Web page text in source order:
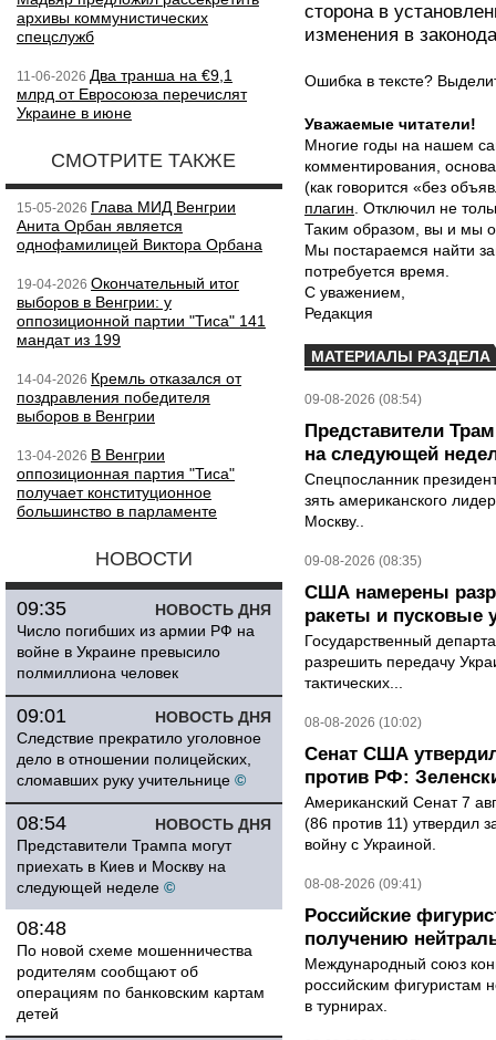
архивы коммунистических
спецслужб
11-06-2026 Два транша на €9,1
млрд от Евросоюза перечислят
Украине в июне
СМОТРИТЕ ТАКЖЕ
15-05-2026 Глава МИД Венгрии
Анита Орбан является
однофамилицей Виктора Орбана
19-04-2026 Окончательный итог
выборов в Венгрии: у
оппозиционной партии "Тиса" 141
мандат из 199
14-04-2026 Кремль отказался от
поздравления победителя
выборов в Венгрии
13-04-2026 В Венгрии
оппозиционная партия "Тиса"
получает конституционное
большинство в парламенте
НОВОСТИ
НОВОСТЬ ДНЯ
09:35
Число погибших из армии РФ на
войне в Украине превысило
полмиллиона человек
НОВОСТЬ ДНЯ
09:01
Следствие прекратило уголовное
дело в отношении полицейских,
сломавших руку учительнице ©
НОВОСТЬ ДНЯ
08:54
Представители Трампа могут
приехать в Киев и Москву на
следующей неделе ©
08:48
По новой схеме мошенничества
родителям сообщают об
операциям по банковским картам
детей
сторона в
изменения в
Ошибка в тексте?
Уважаемые читатели!
Многие годы на нашем
комментирования,
(как говорится «без
плагин . Отключил не
Таким образом, вы и мы
Мы постараемся найти
потребуется время.
С уважением,
Редакция
МАТЕРИАЛЫ РАЗДЕЛА
09-08-2026 (08:54)
Представители
на следующей
Спецпосланник
зять американского
Москву..
09-08-2026 (08:35)
США намерены
ракеты и пусковые
Государственный
разрешить передачу
тактических...
08-08-2026 (10:02)
Сенат США
против РФ:
Американский Сенат 7
(86 против 11) утвердил
войну с Украиной.
08-08-2026 (09:41)
Российские
получению
Международный союз
российским фигуристам
в турнирах.